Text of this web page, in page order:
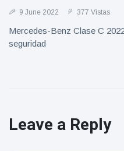
9 June 2022 377 Vistas
Mercedes-Benz Clase C
seguridad
Leave a Reply